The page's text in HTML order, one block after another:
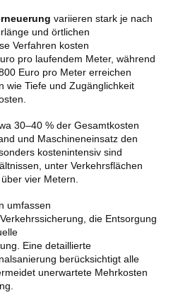
variieren stark je nach
und örtlichen
Verfahren kosten
pro laufendem Meter, während
Euro pro Meter erreichen
wie Tiefe und Zugänglichkeit
30–40 % der Gesamtkosten
und Maschineneinsatz den
kostenintensiv sind
unter Verkehrsflächen
vier Metern.
umfassen
die Entsorgung
Eine detaillierte
berücksichtigt alle
unerwartete Mehrkosten